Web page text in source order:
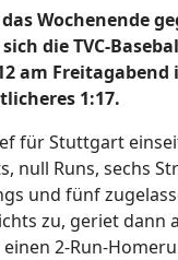
Wochenende
die TVC-
am
1:17.
für Stuttgart
null Runs, sechs
und fünf
zu, geriet dann
2-Run-